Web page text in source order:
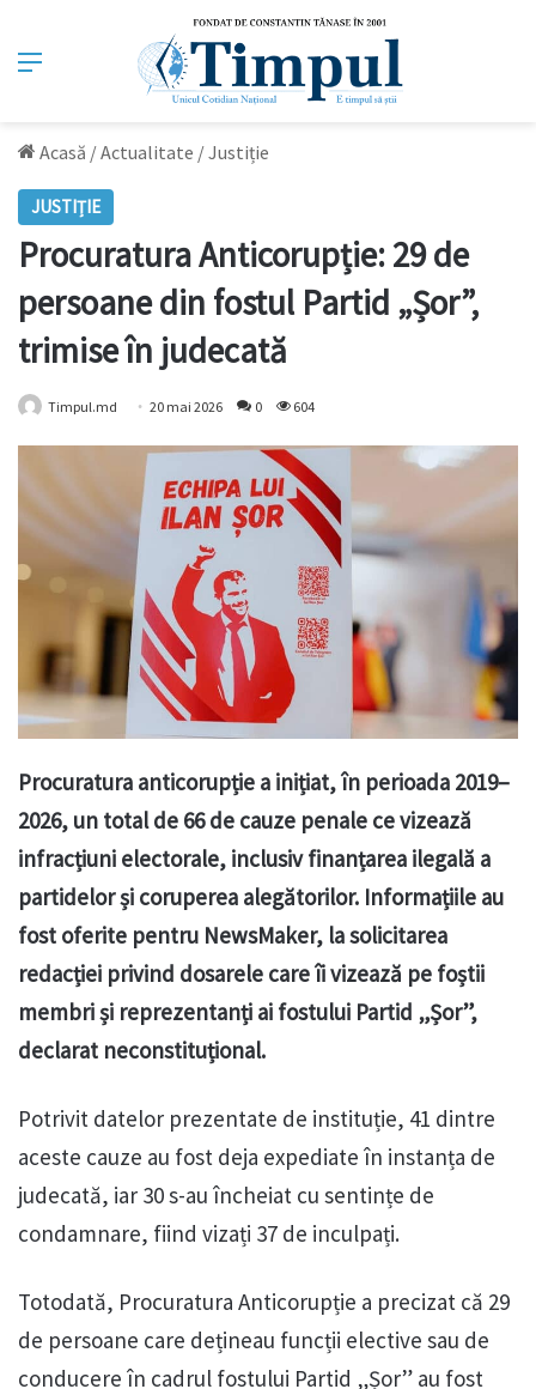
Meniu
Acasă /Actualitate /Justiție
JUSTIȚIE
Procuratura Anticorupție: 29 de
persoane din fostul Partid „Șor”,
trimise în judecată
Timpul.md 20 mai 2026 0 604
Procuratura anticorupție a inițiat, în perioada 2019–
2026, un total de 66 de cauze penale ce vizează
infracțiuni electorale, inclusiv finanțarea ilegală a
partidelor și coruperea alegătorilor. Informațiile au
fost oferite pentru NewsMaker, la solicitarea
redacției privind dosarele care îi vizează pe foștii
membri și reprezentanți ai fostului Partid „Șor”,
declarat neconstituțional.
Potrivit datelor prezentate de instituție, 41 dintre
aceste cauze au fost deja expediate în instanța de
judecată, iar 30 s-au încheiat cu sentințe de
condamnare, fiind vizați 37 de inculpați.
Totodată, Procuratura Anticorupție a precizat că 29
de persoane care dețineau funcții elective sau de
conducere în cadrul fostului Partid „Șor” au fost